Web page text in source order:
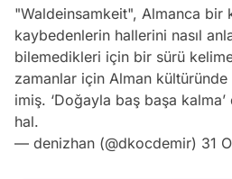
"Waldeinsamkeit", Almanca bir
kaybedenlerin hallerini nasıl
bilemedikleri için bir sürü
zamanlar için Alman kültüründe
imiş. ‘Doğayla baş başa
hal.
— denizhan (@dkocdemir) 31